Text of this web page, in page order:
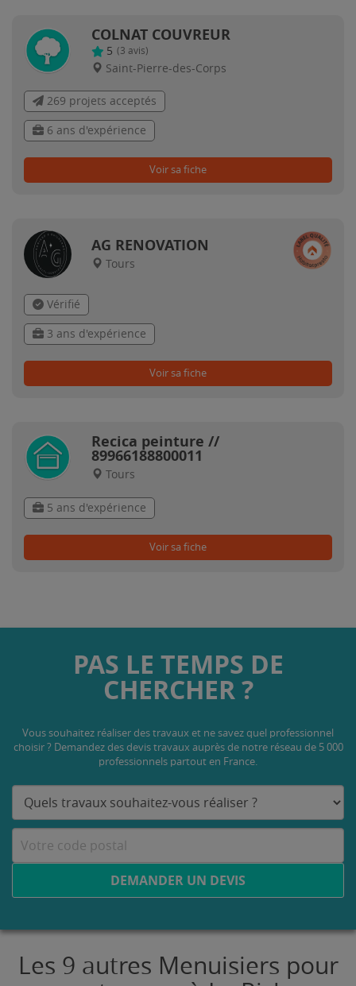
COLNAT COUVREUR
5 (3 avis)
Saint-Pierre-des-Corps
269 projets acceptés
6 ans d'expérience
Voir sa fiche
AG RENOVATION
Tours
Vérifié
3 ans d'expérience
Voir sa fiche
Recica peinture //
89966188800011
Tours
5 ans d'expérience
Voir sa fiche
PAS LE TEMPS DE
CHERCHER ?
Vous souhaitez réaliser des travaux et ne savez quel professionnel
choisir ? Demandez des devis travaux auprès de notre réseau de 5 000
professionnels partout en France.
DEMANDER UN DEVIS
Les 9 autres Menuisiers pour